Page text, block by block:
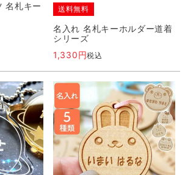
名札キー
送料無料
名入れ 名札キーホルダー道着
シリーズ
1,330
税込